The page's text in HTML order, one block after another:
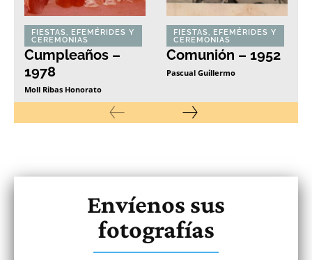
FIESTAS, EFEMÉRIDES Y
CEREMONIAS
Cumpleaños –
1978
Moll Ribas Honorato
FIESTAS, EFEMÉRIDES Y
CEREMONIAS
Comunión – 1952
Pascual Guillermo
Envíenos sus
fotografías